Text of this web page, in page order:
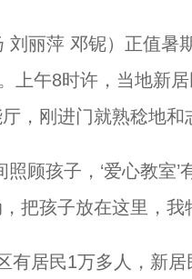
丽萍 邓铌）正值暑
上午8时许，当地新
，刚进门就熟稔地和
孩子，‘爱心教室’
把孩子放在这里，我
居民1万多人，新居